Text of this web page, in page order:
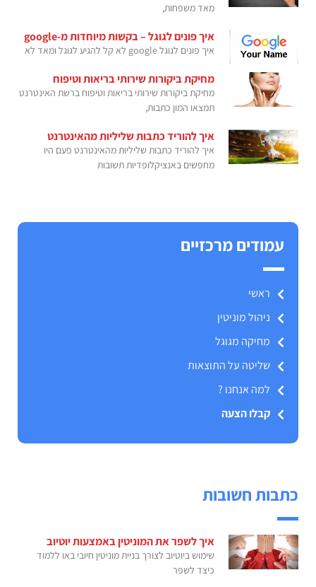
מאד משפחות,
איך פונים לגוגל – בקשות מיוחדות מ-google
איך פונים לגוגל google לא קל להגיע לגוגל ומאד לא
מחיקת ביקורות שירותי בריאות וטיפוח
מחיקת ביקורות שירותי בריאות וטיפוח ברשת האינטרנט
תמצאו המון כתבות,
איך להוריד כתבות שליליות מהאינטרנט
איך להוריד כתבות שליליות מהאינטרנט פעם היו
מחפשים באנציקלופדיות תשובות
עמודים מרכזיים
ראשי
ניהול מוניטין
מחיקה מגוגל
שליטה על התוצאות
למה אנחנו ?
קבלו הצעה
כתבות חשובות
איך לשפר את המוניטין באמצעות יוטיוב
שימוש ביוטיוב לצורך בניית מוניטין חיובי באו ללמוד
כיצד לשפר